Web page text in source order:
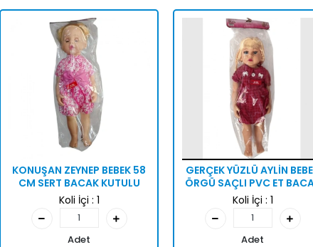
KONUŞAN ZEYNEP BEBEK 58
CM SERT BACAK KUTULU
Koli İçi : 1
Adet
GERÇEK YÜZLÜ AYLİN
ÖRGÜ SAÇLI PVC ET
Koli İçi : 1
Adet